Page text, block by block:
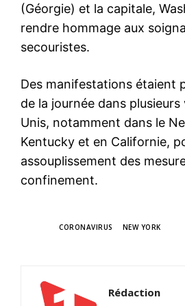
(Géorgie) et la capitale,
rendre hommage aux
secouristes.
Des manifestations étaient
de la journée dans
Unis, notamment dans le
Kentucky et en Californie,
assouplissement des
confinement.
CORONAVIRUS NEW YORK
Rédaction